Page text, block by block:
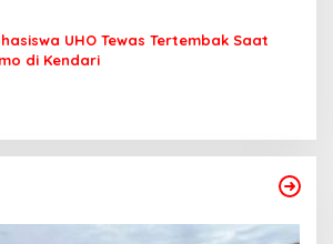
UHO Tewas Tertembak Saat
di Kendari